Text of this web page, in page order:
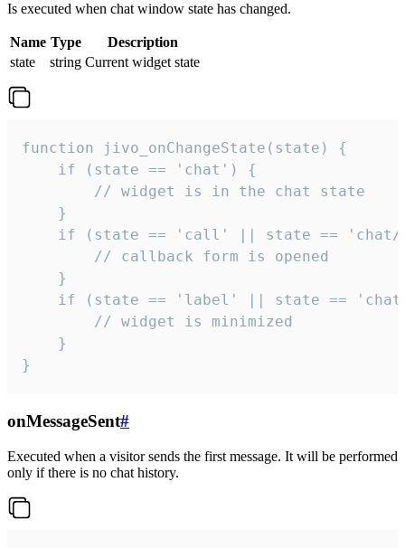
Is executed when chat window state has changed.
Name Type
Description
state
string Current widget state
function jivo_onChangeState(state) {
    if (state == 'chat') {
        // widget is in the chat state
    }
if (state == 'call' || state ==
        // callback form is opened
    }
if (state == 'label' || state ==
        // widget is minimized
    }
}
onMessageSent#
Executed when a visitor sends the first message. It will be performed
only if there is no chat history.